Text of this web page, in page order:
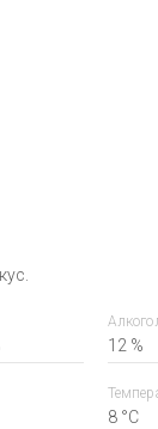
12 %
8 °С